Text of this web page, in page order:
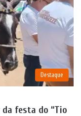
Destaque
festa do “Tio